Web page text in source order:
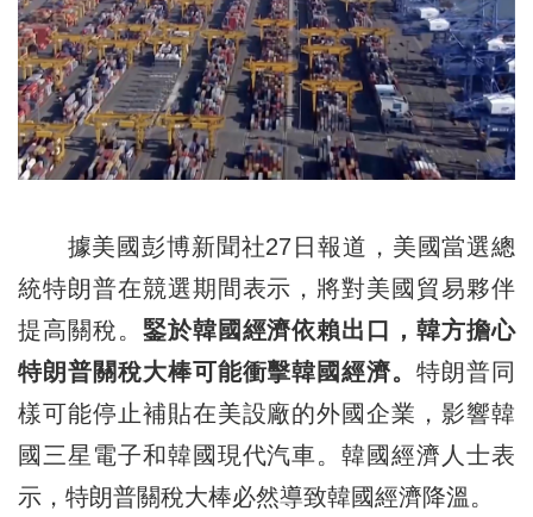
據美國彭博新聞社27日報道，美國當選總
統特朗普在競選期間表示，將對美國貿易夥伴
提高關稅。 鋻於韓國經濟依賴出口，韓方擔心
特朗普關稅大棒可能衝擊韓國經濟。特朗普同
樣可能停止補貼在美設廠的外國企業，影響韓
國三星電子和韓國現代汽車。韓國經濟人士表
示，特朗普關稅大棒必然導致韓國經濟降溫。